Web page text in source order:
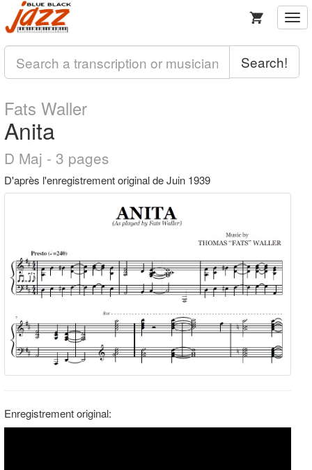
Search!
Fats Waller
Anita
D Maj - 3 pages
D'après l'enregistrement original de Juin 1939
Enregistrement original: